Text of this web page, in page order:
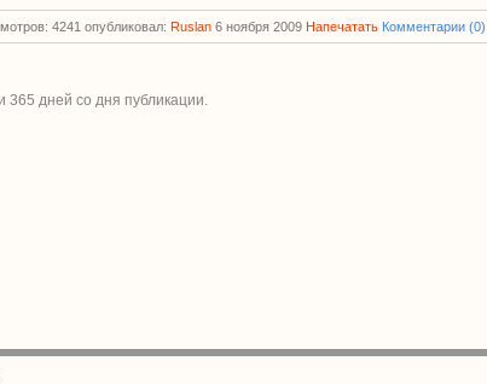
4241 опубликовал:Ruslan 6 ноября 2009Напечатать Комментарии (0)
365 дней со дня публикации.